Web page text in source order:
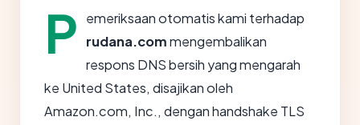
P
emeriksaan otomatis kami terhadap
rudana.commengembalikan
respons DNS bersih yang mengarah
ke United States, disajikan oleh
Amazon.com, Inc., dengan handshake TLS